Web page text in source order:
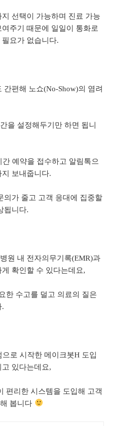
선택이 가능하며 진료 가능
주기 때문에 일일이 통화로
요가 없습니다.
편해 노쇼(No-Show)의 염려
을 설정해두기만 하면 됩니
예약을 접수하고 알림톡으
보내줍니다.
의가 줄고 고객 응대에 집중할
됩니다.
원 내 전자의무기록(EMR)과
확인할 수 있다는데요,
한 수고를 덜고 의료의 질은
.
로 시작한 메이크봇H 도입
있다는데요,
편리한 시스템을 도입해 고객
봅니다